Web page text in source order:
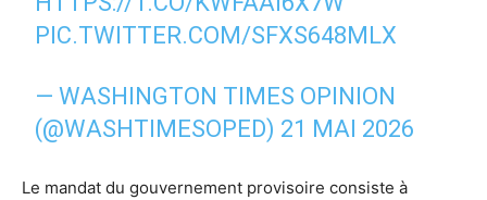
PIC.TWITTER.COM/SFXS648MLX
— WASHINGTON TIMES OPINION
(@WASHTIMESOPED) 21 MAI 2026
Le mandat du gouvernement provisoire consiste à